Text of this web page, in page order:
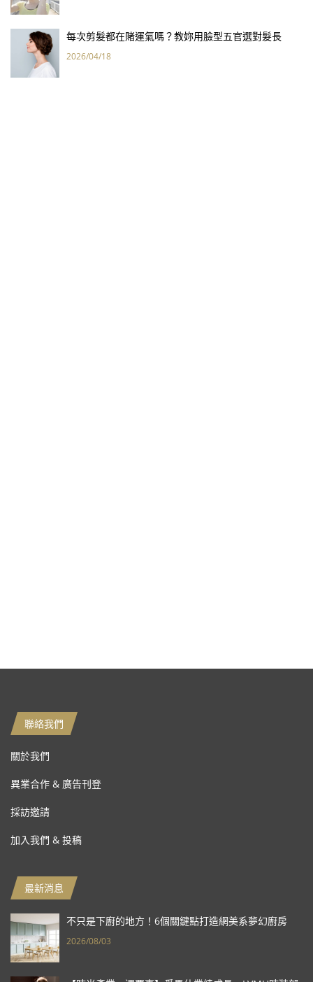
每次剪髮都在賭運氣嗎？教妳用臉型五官選對髮長
2026/04/18
聯絡我們
關於我們
異業合作 & 廣告刊登
採訪邀請
加入我們 & 投稿
最新消息
不只是下廚的地方！6個關鍵點打造網美系夢幻廚房
2026/08/03